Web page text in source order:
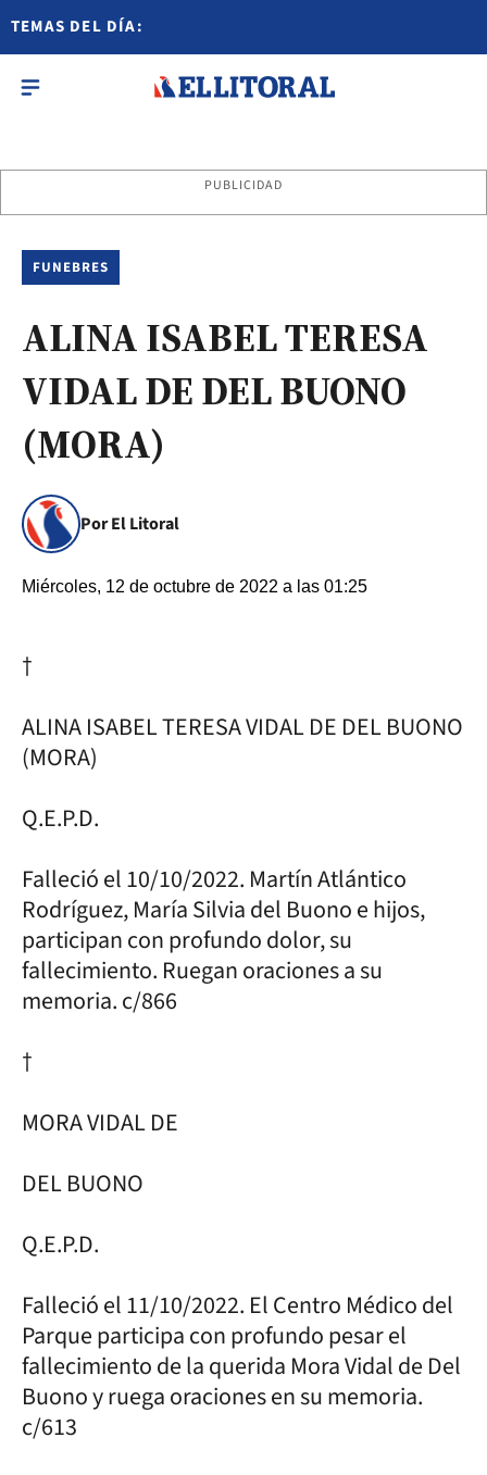
TEMAS DEL DÍA:
PUBLICIDAD
FUNEBRES
ALINA ISABEL TERESA
VIDAL DE DEL BUONO
(MORA)
Por El Litoral
Miércoles, 12 de octubre de 2022 a las 01:25
†
ALINA ISABEL TERESA VIDAL DE DEL BUONO
(MORA)
Q.E.P.D.
Falleció el 10/10/2022. Martín Atlántico
Rodríguez, María Silvia del Buono e hijos,
participan con profundo dolor, su
fallecimiento. Ruegan oraciones a su
memoria. c/866
†
MORA VIDAL DE
DEL BUONO
Q.E.P.D.
Falleció el 11/10/2022. El Centro Médico del
Parque participa con profundo pesar el
fallecimiento de la querida Mora Vidal de Del
Buono y ruega oraciones en su memoria.
c/613